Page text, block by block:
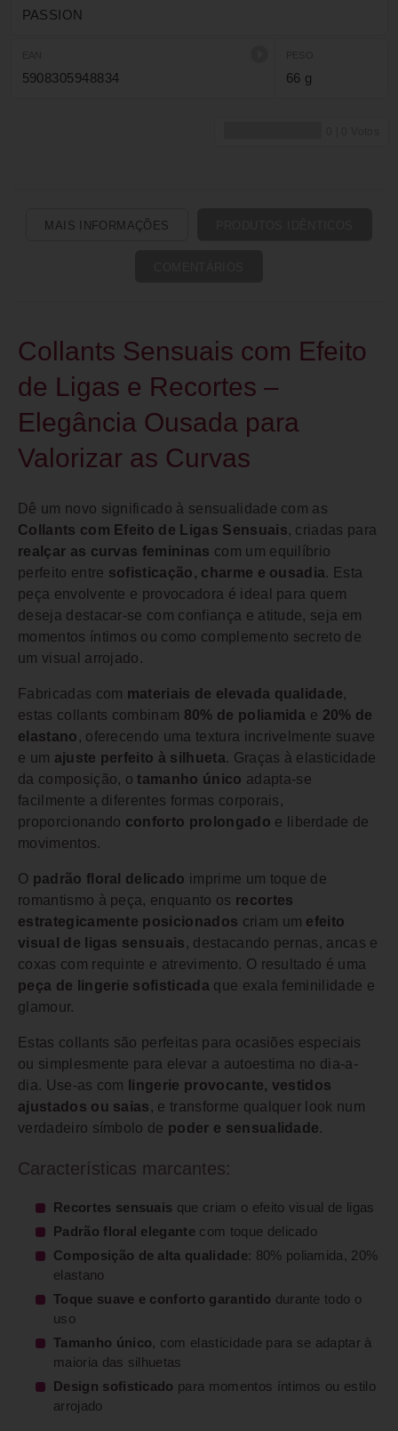
PASSION
5908305948834 66 g
MAIS INFORMAÇÕES
Collants Sensuais com Efeito
de Ligas e Recortes –
Elegância Ousada para
Valorizar as Curvas
Dê um novo significado à sensualidade com as
Collants com Efeito de Ligas Sensuais, criadas para
realçar as curvas femininas com um equilíbrio
perfeito entre sofisticação, charme e ousadia. Esta
peça envolvente e provocadora é ideal para quem
deseja destacar-se com confiança e atitude, seja em
momentos íntimos ou como complemento secreto de
um visual arrojado.
Fabricadas com materiais de elevada qualidade,
estas collants combinam 80% de poliamida e 20% de
elastano , oferecendo uma textura incrivelmente suave
e um ajuste perfeito à silhueta. Graças à elasticidade
da composição, otamanho único adapta-se
facilmente a diferentes formas corporais,
proporcionando conforto prolongado e liberdade de
movimentos.
O padrão floral delicado imprime um toque de
romantismo à peça, enquanto os recortes
estrategicamente posicionados criam um efeito
visual de ligas sensuais , destacando pernas, ancas e
coxas com requinte e atrevimento. O resultado é uma
peça de lingerie sofisticada que exala feminilidade e
glamour.
Estas collants são perfeitas para ocasiões especiais
ou simplesmente para elevar a autoestima no dia-a-
dia. Use-as com
lingerie provocante, vestidos
ajustados ou saias , e transforme qualquer look num
verdadeiro símbolo de poder e sensualidade.
Características marcantes:
Recortes sensuais que criam o efeito visual de ligas
Padrão floral elegante com toque delicado
Composição de alta qualidade: 80% poliamida, 20%
elastano
Toque suave e conforto garantido durante todo o
uso
Tamanho único, com elasticidade para se adaptar à
maioria das silhuetas
Design sofisticado para momentos íntimos ou estilo
arrojado